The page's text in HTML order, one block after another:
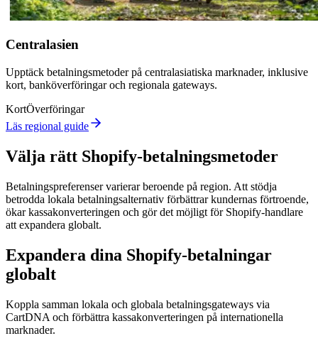
Centralasien
Upptäck betalningsmetoder på centralasiatiska marknader, inklusive
kort, banköverföringar och regionala gateways.
KortÖverföringar
Läs regional guide
Välja rätt Shopify-betalningsmetoder
Betalningspreferenser varierar beroende på region. Att stödja
betrodda lokala betalningsalternativ förbättrar kundernas förtroende,
ökar kassakonverteringen och gör det möjligt för Shopify-handlare
att expandera globalt.
Expandera dina Shopify-betalningar
globalt
Koppla samman lokala och globala betalningsgateways via
CartDNA och förbättra kassakonverteringen på internationella
marknader.